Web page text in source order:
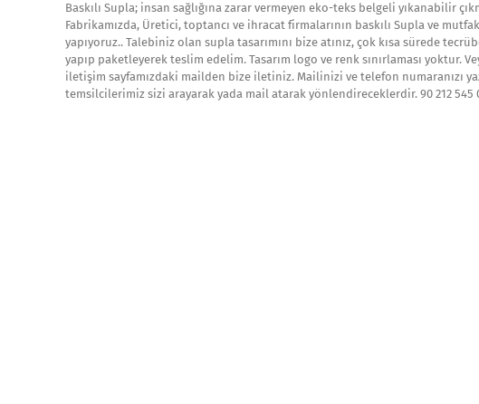
Baskılı Supla; insan sağlığına zarar vermeyen eko-teks belgeli yıkanabilir
Fabrikamızda, Üretici, toptancı ve ihracat firmalarının baskılı Supla ve
yapıyoruz.. Talebiniz olan supla tasarımını bize atınız, çok kısa sürede
yapıp paketleyerek teslim edelim. Tasarım logo ve renk sınırlaması
iletişim sayfamızdaki mailden bize iletiniz. Mailinizi ve telefon numaranızı
temsilcilerimiz sizi arayarak yada mail atarak yönlendireceklerdir. 90 212 545